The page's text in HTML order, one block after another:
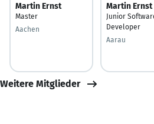
Martin Ernst
Master
Aachen
Martin Ernst
Junior
Developer
Aarau
Weitere Mitglieder